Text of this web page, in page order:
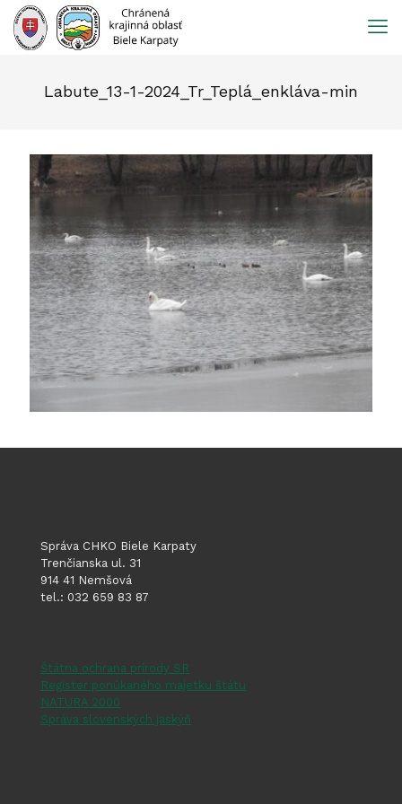
Prejsť
obsah
Labute_13-1-2024_Tr_Teplá_enkláva-min
Správa CHKO Biele Karpaty
Trenčianska ul. 31
914 41 Nemšová
tel.: 032 659 83 87
Štátna ochrana prírody SR
Register ponúkaného majetku štátu
NATURA 2000
Správa slovenských jaskýň